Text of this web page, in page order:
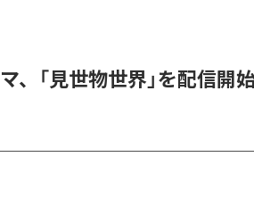
、「見世物世界」を配信開